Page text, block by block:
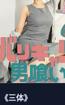
《三体》